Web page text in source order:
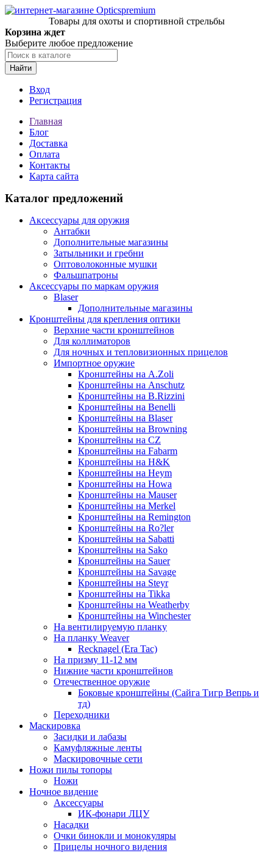
Товары для охоты и спортивной стрельбы
Корзина ждет
Выберите любое предложение
Найти
Вход
Регистрация
Главная
Блог
Доставка
Оплата
Контакты
Карта сайта
Каталог предложений
Аксессуары для оружия
Антабки
Дополнительные магазины
Затыльники и гребни
Оптоволоконные мушки
Фальшпатроны
Аксессуары по маркам оружия
Blaser
Дополнительные магазины
Кронштейны для крепления оптики
Верхние части кронштейнов
Для коллиматоров
Для ночных и тепловизионных прицелов
Импортное оружие
Кронштейны на A.Zoli
Кронштейны на Anschutz
Кронштейны на B.Rizzini
Кронштейны на Benelli
Кронштейны на Blaser
Кронштейны на Browning
Кронштейны на CZ
Кронштейны на Fabarm
Кронштейны на H&K
Кронштейны на Heym
Кронштейны на Howa
Кронштейны на Mauser
Кронштейны на Merkel
Кронштейны на Remington
Кронштейны на Ro?ler
Кронштейны на Sabatti
Кронштейны на Sako
Кронштейны на Sauer
Кронштейны на Savage
Кронштейны на Steyr
Кронштейны на Tikka
Кронштейны на Weatherby
Кронштейны на Winchester
На вентилируемую планку
На планку Weaver
Recknagel (Era Tac)
На призму 11-12 мм
Нижние части кронштейнов
Отечественное оружие
Боковые кронштейны (Сайга Тигр Вепрь и
тд)
Переходники
Маскировка
Засидки и лабазы
Камуфляжные ленты
Маскировочные сети
Ножи пилы топоры
Ножи
Ночное видение
Аксессуары
ИК-фонари ЛЦУ
Насадки
Очки бинокли и монокуляры
Прицелы ночного видения